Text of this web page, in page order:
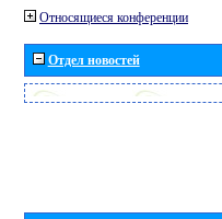
Относящиеся конференции
Отдел новостей